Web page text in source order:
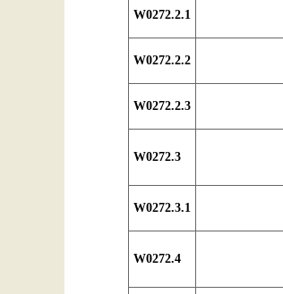
W0272.2.1
W0272.2.2
W0272.2.3
W0272.3
W0272.3.1
W0272.4